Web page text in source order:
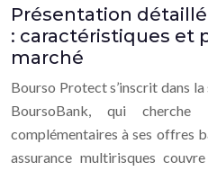
Présentation
: caractéristiques et
marché
Bourso Protect s’inscrit dans
BoursoBank, qui
complémentaires à ses offres
assurance multirisques